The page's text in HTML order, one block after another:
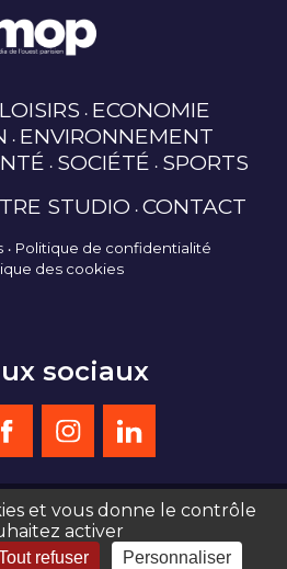
ECONOMIE
ENVIRONNEMENT
SOCIÉTÉ SPORTS
STUDIO CONTACT
Politique de confidentialité
des cookies
sociaux
de communication Serious Team 360°
et vous donne le contrôle
activer
refuser Personnaliser